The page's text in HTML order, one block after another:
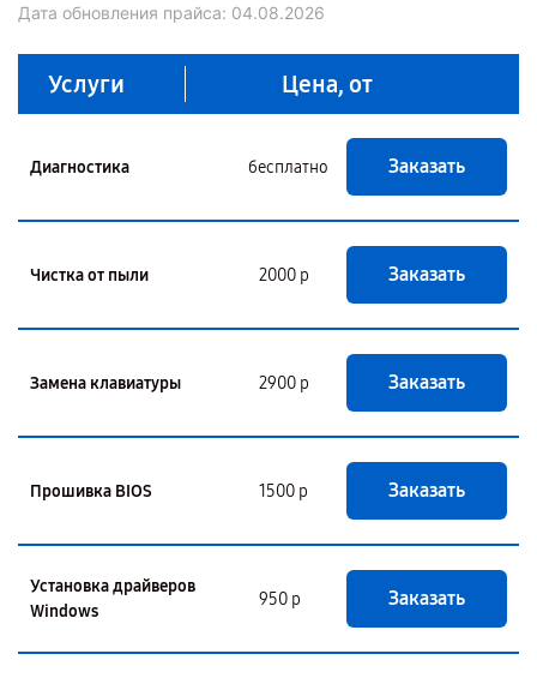
Дата обновления прайса: 04.08.2026
Услуги Цена, от
Диагностика бесплатно Заказать
Чистка от пыли 2000 р Заказать
Замена клавиатуры 2900 р Заказать
Прошивка BIOS 1500 р Заказать
Установка драйверов
Windows
950 р Заказать